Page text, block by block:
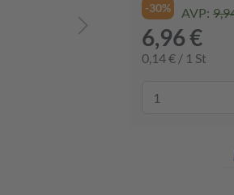
-30% AVP:
6,96 €
0,14 € / 1 St